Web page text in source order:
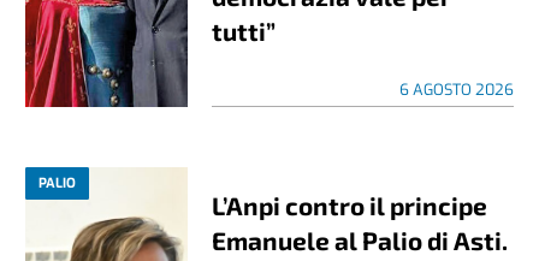
tutti”
6 AGOSTO 2026
PALIO
L’Anpi contro il principe
Emanuele al Palio di Asti.